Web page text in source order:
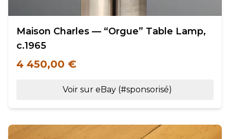
Maison Charles — “Orgue” Table Lamp,
c.1965
4 450,00 €
Voir sur eBay (#sponsorisé)